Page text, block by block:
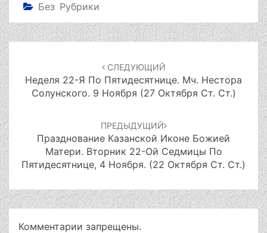
Без Рубрики
записям
СЛЕДУЮЩИЙ
Неделя 22-Я По Пятидесятнице. Мч. Нестора
Солунского. 9 Ноября (27 Октября Ст. Ст.)
ПРЕДЫДУЩИЙ
Празднование Казанской Иконе Божией
Матери. Вторник 22-Ой Ceдмицы По
Пятидесятнице, 4 Ноября. (22 Октября Ст. Ст.)
Комментарии запрещены.